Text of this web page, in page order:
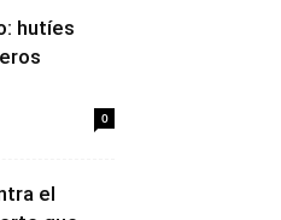
hutíes
0
el